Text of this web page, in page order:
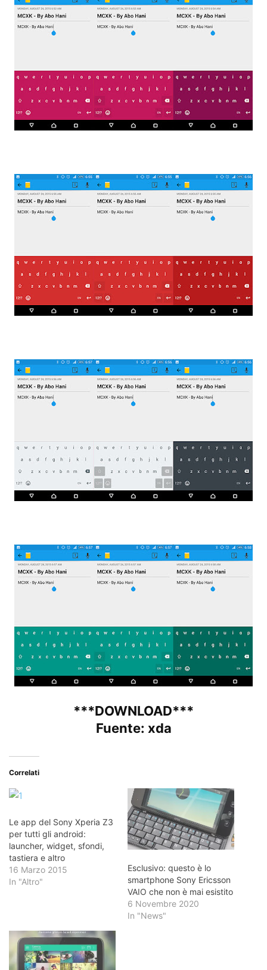
***DOWNLOAD***
Fuente: xda
Correlati
Le app del Sony Xperia Z3
per tutti gli android:
launcher, widget, sfondi,
tastiera e altro
16 Marzo 2015
In "Altro"
Esclusivo: questo è lo
smartphone Sony Ericsson
VAIO che non è mai esistito
6 Novembre 2020
In "News"